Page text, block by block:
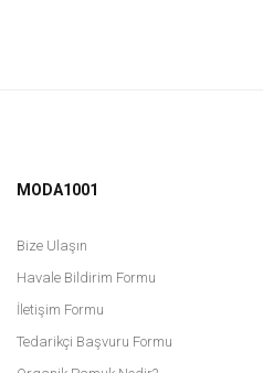
MODA1001
Bize Ulaşın
Havale Bildirim Formu
İletişim Formu
Tedarikçi Başvuru Formu